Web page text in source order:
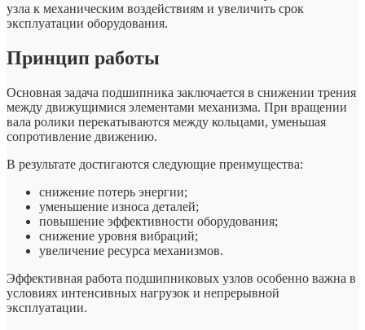
узла к механическим воздействиям и увеличить срок
эксплуатации оборудования.
Принцип работы
Основная задача подшипника заключается в снижении трения
между движущимися элементами механизма. При вращении
вала ролики перекатываются между кольцами, уменьшая
сопротивление движению.
В результате достигаются следующие преимущества:
снижение потерь энергии;
уменьшение износа деталей;
повышение эффективности оборудования;
снижение уровня вибраций;
увеличение ресурса механизмов.
Эффективная работа подшипниковых узлов особенно важна в
условиях интенсивных нагрузок и непрерывной
эксплуатации.